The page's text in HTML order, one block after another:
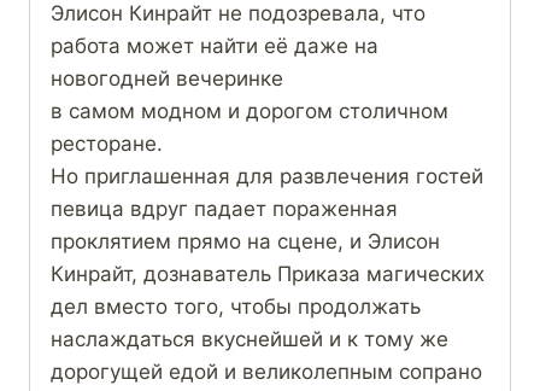
Элисон Кинрайт не подозревала, что
работа может найти её даже на
новогодней вечеринке
в самом модном и дорогом столичном
ресторане.
Но приглашенная для развлечения гостей
певица вдруг падает пораженная
проклятием прямо на сцене, и Элисон
Кинрайт, дознаватель Приказа магических
дел вместо того, чтобы продолжать
наслаждаться вкуснейшей и к тому же
дорогущей едой и великолепным сопрано